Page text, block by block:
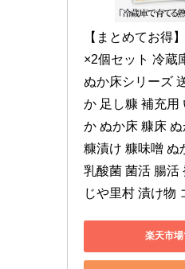
【まとめてお得
×2個セット 冷蔵
ぬか床シリーズ
か 足し糠 補充用
か ぬか床 糠床
糠漬け 糠味噌 ぬ
乳酸菌 菌活 腸活
じや里村 漬け物
楽天市